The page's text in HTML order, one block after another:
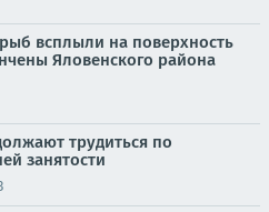
всплыли на поверхность
Яловенского района
трудиться по
занятости